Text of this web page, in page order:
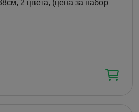
2 цвета, (цена за набор